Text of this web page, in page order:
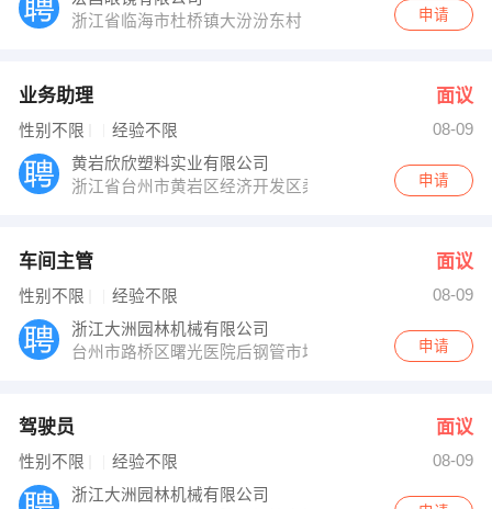
浙江省临海市杜桥镇大汾汾东村
申请
业务助理 面议
性别不限 经验不限
08-09
黄岩欣欣塑料实业有限公司
浙江省台州市黄岩区经济开发区柔极路19号
申请
车间主管 面议
性别不限 经验不限
08-09
浙江大洲园林机械有限公司
台州市路桥区曙光医院后钢管市场附近
申请
驾驶员 面议
性别不限 经验不限
08-09
浙江大洲园林机械有限公司